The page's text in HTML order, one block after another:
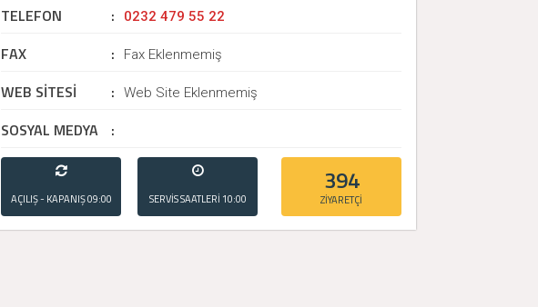
TELEFON : 0232 479 55 22
FAX : Fax Eklenmemiş
WEB SİTESİ : Web Site Eklenmemiş
SOSYAL MEDYA :
AÇILIŞ - KAPANIŞ09:00
- 21:00
SERVİS SAATLERİ 10:00
- 20:00
394
ZİYARETÇİ